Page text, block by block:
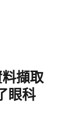
擷取
眼科